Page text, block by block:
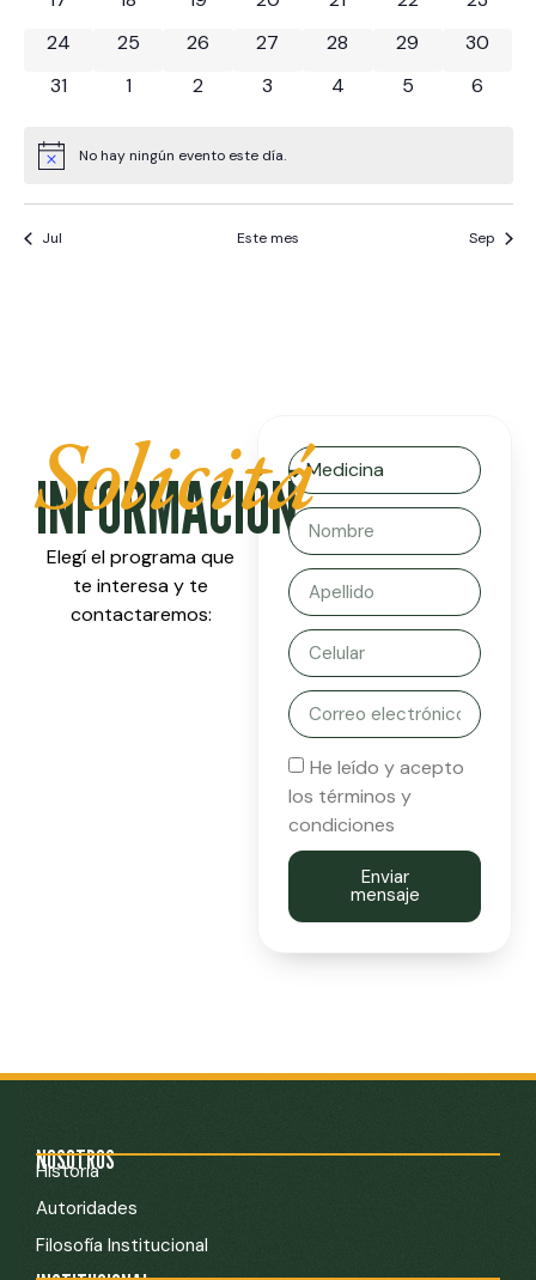
0 eventos
24 0 eventos
25 0 eventos
26 0 eventos
27 0 eventos
28 0 eventos
29 0
30
0 eventos
31 0 eventos
1 0 eventos
2 0 eventos
3 0 eventos
4 0 eventos
5 0
6
Aviso No hay ningún evento este día.
Jul Este mes Sep
Solicitá
INFORMACIÓN
Elegí el programa que
te interesa y te
contactaremos:
He leído y acepto
los términos y
condiciones
Enviar
mensaje
NOSOTROS
Historia
Autoridades
Filosofía Institucional